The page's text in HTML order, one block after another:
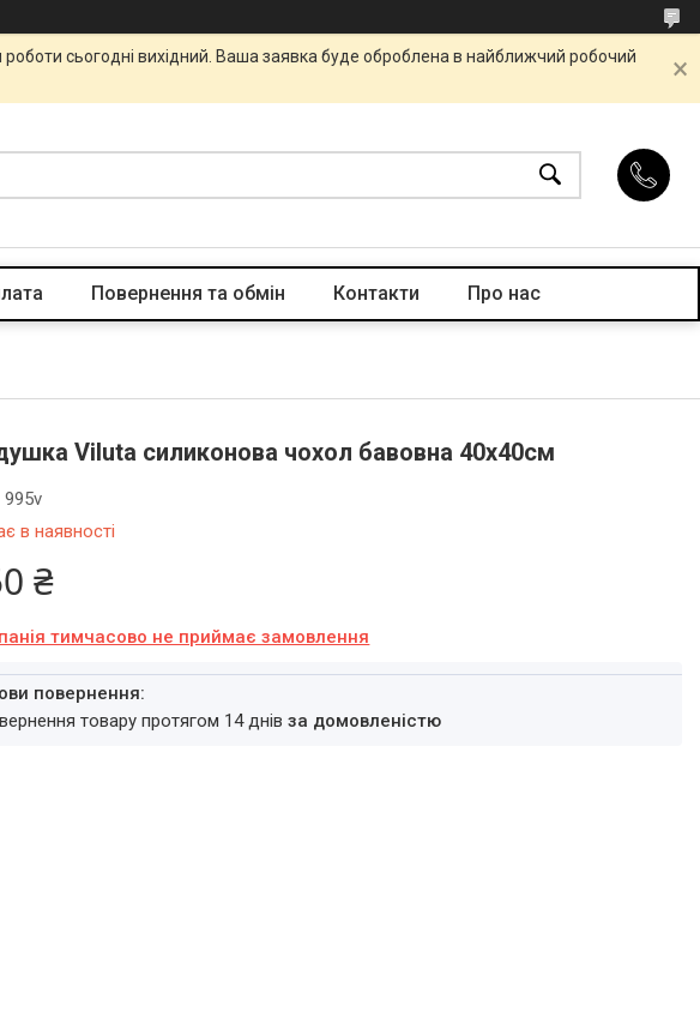
сьогодні вихідний. Ваша заявка буде оброблена в найближчий робочий
Повернення та обмін Контакти Про нас
Viluta силиконова чохол бавовна 40х40см
в наявності
995v
₴
тимчасово не приймає замовлення
товару протягом 14 днівза домовленістю